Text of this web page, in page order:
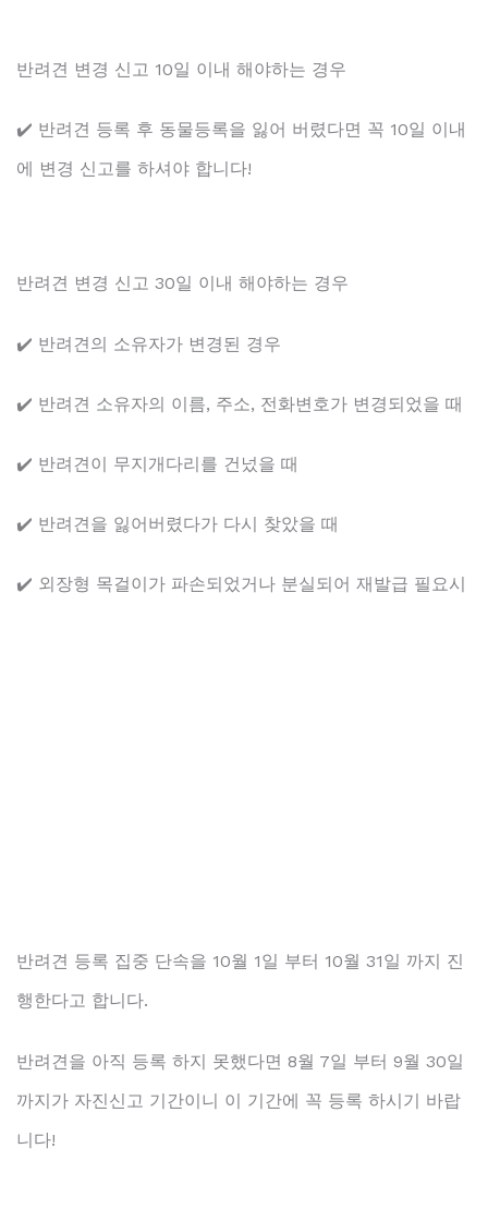
반려견 변경 신고 10일 이내 해야하는 경우
✔️ 반려견 등록 후 동물등록을 잃어 버렸다면 꼭 10일 이내
에 변경 신고를 하셔야 합니다!
반려견 변경 신고 30일 이내 해야하는 경우
✔️ 반려견의 소유자가 변경된 경우
✔️ 반려견 소유자의 이름, 주소, 전화변호가 변경되었을 때
✔️ 반려견이 무지개다리를 건넜을 때
✔️ 반려견을 잃어버렸다가 다시 찾았을 때
✔️ 외장형 목걸이가 파손되었거나 분실되어 재발급 필요시
반려견 등록 집중 단속을 10월 1일 부터 10월 31일 까지 진
행한다고 합니다.
반려견을 아직 등록 하지 못했다면 8월 7일 부터 9월 30일
까지가 자진신고 기간이니 이 기간에 꼭 등록 하시기 바랍
니다!